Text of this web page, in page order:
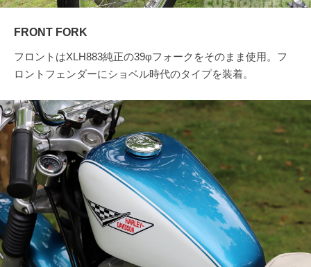
FRONT FORK
フロントはXLH883純正の39φフォークをそのまま使用。フ
ロントフェンダーにショベル時代のタイプを装着。